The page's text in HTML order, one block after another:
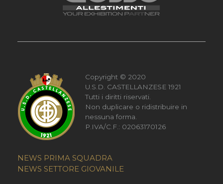
Copyright © 2020
U.S.D. CASTELLANZESE 1921
Tutti i diritti riservati.
Non duplicare o ridistribuire in
nessuna forma.
P.IVA/C.F.: 02063170126
NEWS PRIMA SQUADRA
NEWS SETTORE GIOVANILE